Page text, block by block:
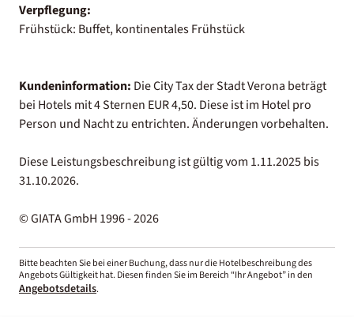
Verpflegung:
Frühstück: Buffet, kontinentales Frühstück
Kundeninformation: Die City Tax der Stadt Verona beträgt
bei Hotels mit 4 Sternen EUR 4,50. Diese ist im Hotel pro
Person und Nacht zu entrichten. Änderungen vorbehalten.
Diese Leistungsbeschreibung ist gültig vom 1.11.2025 bis
31.10.2026.
© GIATA GmbH 1996 - 2026
Bitte beachten Sie bei einer Buchung, dass nur die Hotelbeschreibung des
Angebots Gültigkeit hat. Diesen finden Sie im Bereich “Ihr Angebot” in den
Angebotsdetails.